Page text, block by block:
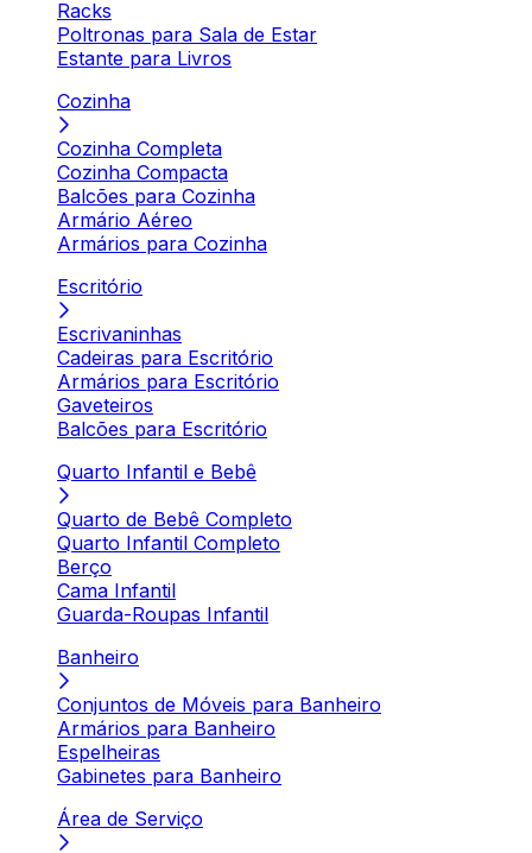
Racks
Poltronas para Sala de Estar
Estante para Livros
Cozinha
Cozinha Completa
Cozinha Compacta
Balcões para Cozinha
Armário Aéreo
Armários para Cozinha
Escritório
Escrivaninhas
Cadeiras para Escritório
Armários para Escritório
Gaveteiros
Balcões para Escritório
Quarto Infantil e Bebê
Quarto de Bebê Completo
Quarto Infantil Completo
Berço
Cama Infantil
Guarda-Roupas Infantil
Banheiro
Conjuntos de Móveis para Banheiro
Armários para Banheiro
Espelheiras
Gabinetes para Banheiro
Área de Serviço